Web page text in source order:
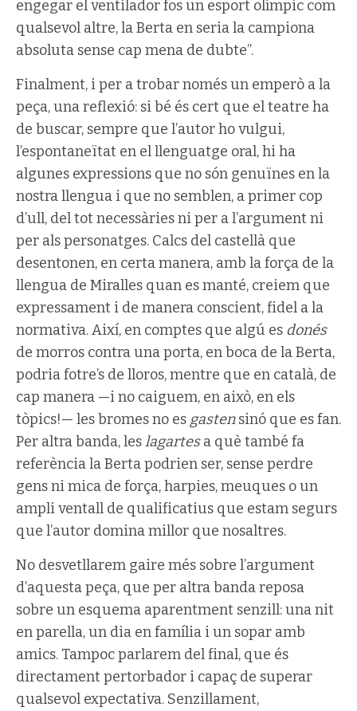
engegar el ventilador fos un esport olímpic com
qualsevol altre, la Berta en seria la campiona
absoluta sense cap mena de dubte”.
Finalment, i per a trobar només un emperò a la
peça, una reflexió: si bé és cert que el teatre ha
de buscar, sempre que l’autor ho vulgui,
l’espontaneïtat en el llenguatge oral, hi ha
algunes expressions que no són genuïnes en la
nostra llengua i que no semblen, a primer cop
d’ull, del tot necessàries ni per a l’argument ni
per als personatges. Calcs del castellà que
desentonen, en certa manera, amb la força de la
llengua de Miralles quan es manté, creiem que
expressament i de manera conscient, fidel a la
normativa. Així, en comptes que algú es donés
de morros contra una porta, en boca de la Berta,
podria fotre’s de lloros, mentre que en català, de
cap manera —i no caiguem, en això, en els
tòpics!— les bromes no es gastensinó que es fan.
Per altra banda, leslagartesa què també fa
referència la Berta podrien ser, sense perdre
gens ni mica de força, harpies, meuques o un
ampli ventall de qualificatius que estam segurs
que l’autor domina millor que nosaltres.
No desvetllarem gaire més sobre l’argument
d’aquesta peça, que per altra banda reposa
sobre un esquema aparentment senzill: una nit
en parella, un dia en família i un sopar amb
amics. Tampoc parlarem del final, que és
directament pertorbador i capaç de superar
qualsevol expectativa. Senzillament,